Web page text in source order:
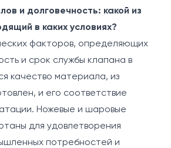
и долговечность: какой из
в каких условиях?
факторов, определяющих
и срок службы клапана в
качество материала, из
и его соответствие
Ножевые и шаровые
для удовлетворения
потребностей и